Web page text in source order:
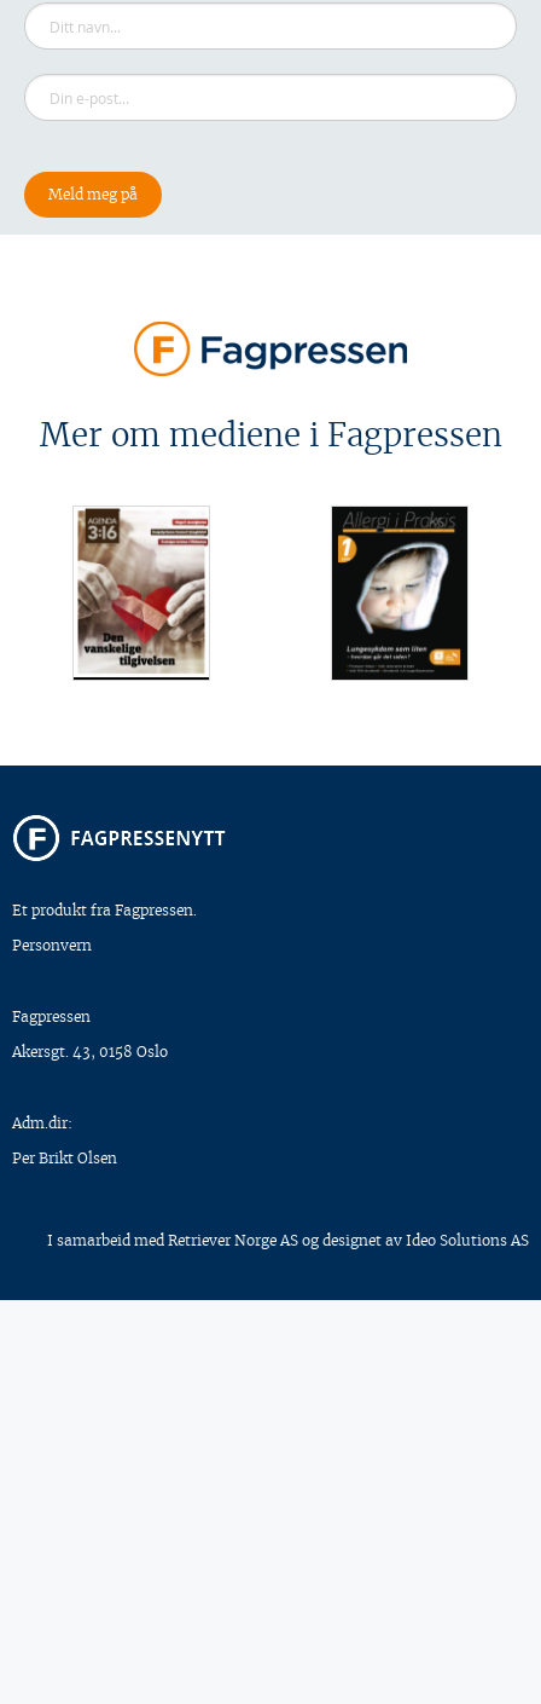
Mer om mediene i Fagpressen
Et produkt fra Fagpressen.
Personvern
Fagpressen
Akersgt. 43, 0158 Oslo
Adm.dir:
Per Brikt Olsen
I samarbeid med Retriever Norge AS og designet av Ideo Solutions AS